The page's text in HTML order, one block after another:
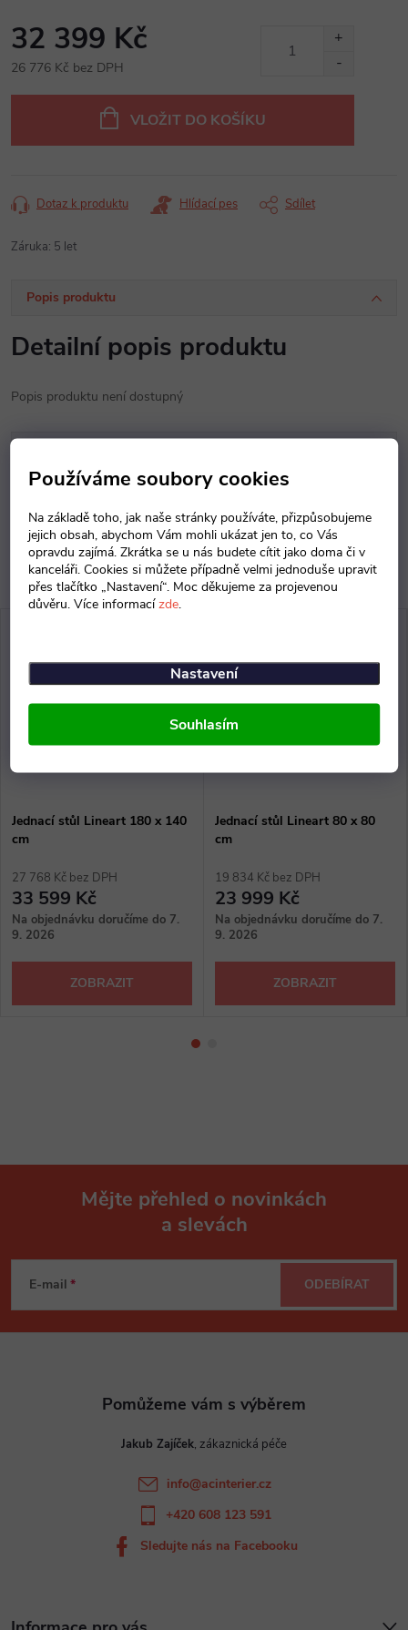
Používáme soubory cookies
Na základě toho, jak naše stránky používáte, přizpůsobujeme
jejich obsah, abychom Vám mohli ukázat jen to, co Vás
opravdu zajímá. Zkrátka se u nás budete cítit jako doma či v
kanceláři. Cookies si můžete případně velmi jednoduše upravit
přes tlačítko „Nastavení“. Moc děkujeme za projevenou
důvěru. Více informacízde.
Nastavení
Souhlasím
32 399 Kč
26 776 Kč bez DPH
VLOŽIT DO KOŠÍKU
Dotaz k produktu Hlídací pes Sdílet
Záruka: 5 let
Popis produktu
Detailní popis produktu
Popis produktu není dostupný
Jednací stůl Lineart 180 x 140
cm
27 768 Kč bez DPH
33 599 Kč
Na objednávku doručíme do 7.
9. 2026
ZOBRAZIT
Jednací stůl Lineart 80 x 80
cm
19 834 Kč bez DPH
23 999 Kč
Na objednávku doručíme do 7.
9. 2026
ZOBRAZIT
p
Mějte přehled o novinkách
a slevách
E-mail ODEBÍRAT
Jakub Zajíček
info@acinterier.cz
+420 608 123 591
Sledujte nás na Facebooku